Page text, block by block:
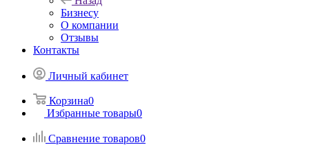
Бизнесу
О компании
Отзывы
Контакты
Личный кабинет
Корзина0
Избранные товары0
Сравнение товаров0